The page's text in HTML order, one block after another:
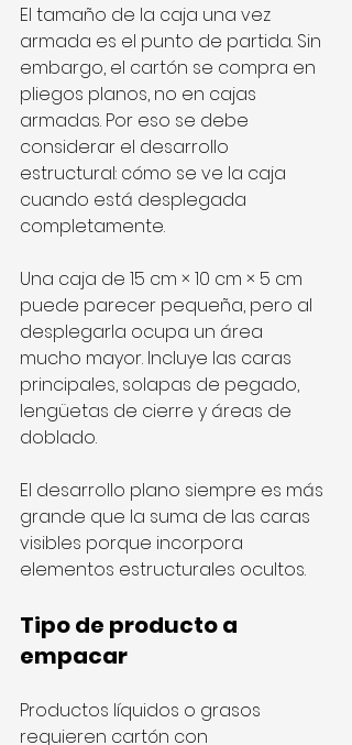
El tamaño de la caja una vez
armada es el punto de partida. Sin
embargo, el cartón se compra en
pliegos planos, no en cajas
armadas. Por eso se debe
considerar el desarrollo
estructural: cómo se ve la caja
cuando está desplegada
completamente.
Una caja de 15 cm × 10 cm × 5 cm
puede parecer pequeña, pero al
desplegarla ocupa un área
mucho mayor. Incluye las caras
principales, solapas de pegado,
lengüetas de cierre y áreas de
doblado.
El desarrollo plano siempre es más
grande que la suma de las caras
visibles porque incorpora
elementos estructurales ocultos.
Tipo de producto a
empacar
Productos líquidos o grasos
requieren cartón con